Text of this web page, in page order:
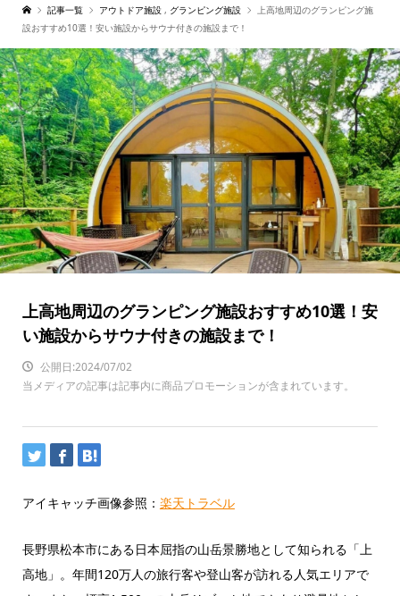
記事一覧 アウトドア施設 , グランピング施設
上高地周辺のグランピング施
設おすすめ10選！安い施設からサウナ付きの施設まで！
上高地周辺のグランピング施設おすすめ10選！安
い施設からサウナ付きの施設まで！
公開日:2024/07/02
当メディアの記事は記事内に商品プロモーションが含まれています。
アイキャッチ画像参照： 楽天トラベル
長野県松本市にある日本屈指の山岳景勝地として知られる「上
高地」。年間120万人の旅行客や登山客が訪れる人気エリアで